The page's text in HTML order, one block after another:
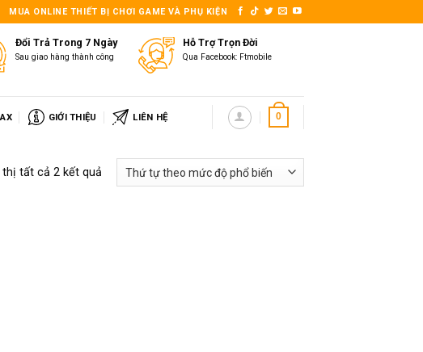
MUA ONLINE THIẾT BỊ CHƠI GAME VÀ PHỤ KIỆN
Đổi Trả Trong 7 Ngày
Sau giao hàng thành công
Hỗ Trợ Trọn Đời
Qua Facebook: Ftmobile
GIỚI THIỆU LIÊN HỆ 0
thị tất cả 2 kết quả